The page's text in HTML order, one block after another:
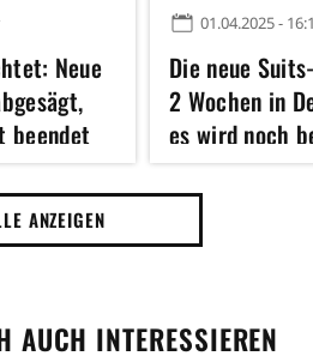
Neue
beendet
01.04.2025 -
Die neue
2 Wochen in
es wird noch
ANZEIGEN
AUCH INTERESSIEREN